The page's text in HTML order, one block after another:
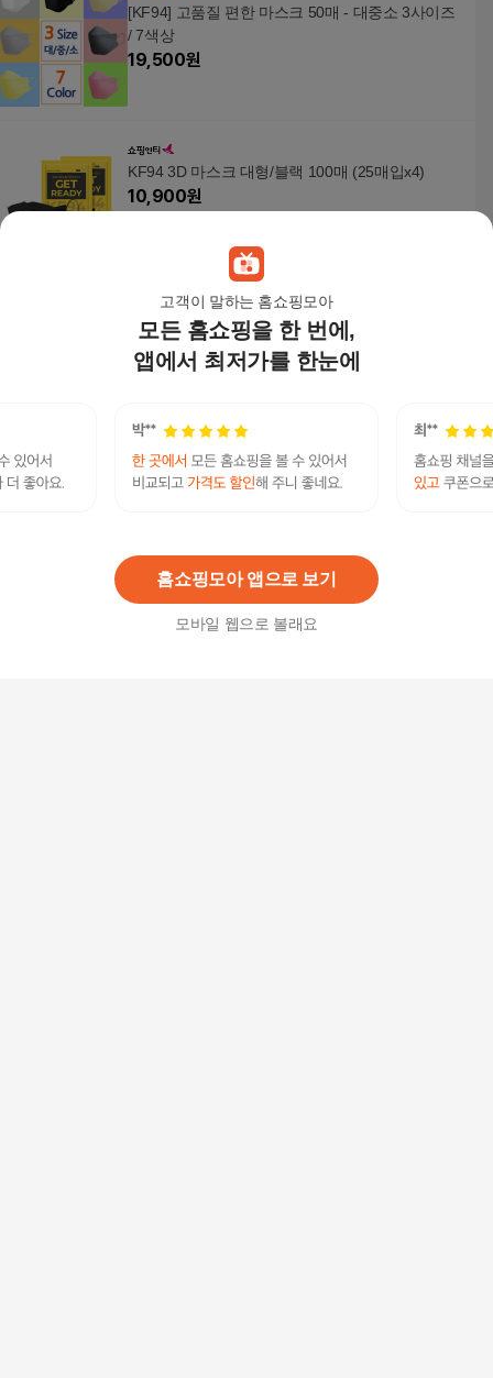
고객이 말하는 홈쇼핑모아
모든 홈쇼핑을 한 번에,
앱에서 최저가를 한눈에
홈쇼핑모아 앱으로 보기
모바일 웹으로 볼래요
[KF94] 고품질 편한 마스크 50매 - 대중소 3사이즈
/ 7색상
19,500원
KF94 3D 마스크 대형/블랙 100매 (25매입x4)
10,900원
퓨어네이처 국산 볼밀착특허 KF94 덴탈형마스크
벌크포장 화이트 대형 1박스 총 50매
19,500원
퓨어네이처 국산 볼밀착특허 KF94 덴탈형마스크
3%34,440원